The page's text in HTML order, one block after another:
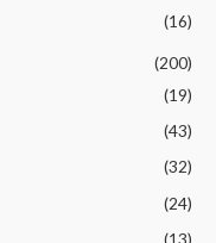
(16)
(200)
(19)
(43)
(32)
(24)